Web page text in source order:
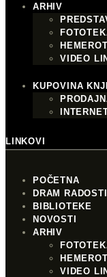
ARHIV
VIDEO
KUPOVINA
LINKOVI
POČETNA
DRAM RADOSTI
BIBLIOTEKE
NOVOSTI
ARHIV
VIDEO